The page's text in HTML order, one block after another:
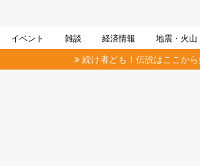
イベント 雑談 経済情報 地震・火山
続け者ども！伝説はここから